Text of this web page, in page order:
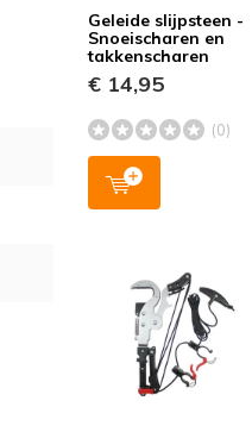
Geleide slijpsteen -
Snoeischaren en
takkenscharen
€ 14,95
(0)